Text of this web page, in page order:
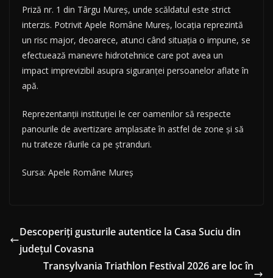
Priză nr. 1 din Târgu Mureș, unde scăldatul este strict
interzis. Potrivit Apele Române Mureș, locația reprezintă
un risc major, deoarece, atunci când situația o impune, se
efectuează manevre hidrotehnice care pot avea un
impact imprevizibil asupra siguranței persoanelor aflate în
apă.
Reprezentanții instituției le cer oamenilor să respecte
panourile de avertizare amplasate în astfel de zone și să
nu trateze râurile ca pe ștranduri.
Sursa: Apele Române Mureș
Descoperiți gusturile autentice la Casa Suciu din
județul Covasna
Transylvania Triathlon Festival 2026 are loc în